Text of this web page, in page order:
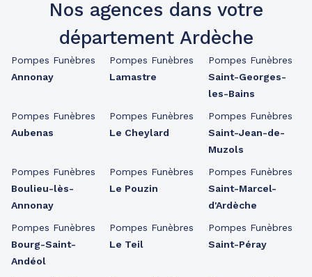
Nos agences dans votre
département Ardèche
Pompes Funèbres
Annonay
Pompes Funèbres
Aubenas
Pompes Funèbres
Boulieu-lès-
Annonay
Pompes Funèbres
Bourg-Saint-
Andéol
Pompes Funèbres
Lamastre
Pompes Funèbres
Le Cheylard
Pompes Funèbres
Le Pouzin
Pompes Funèbres
Le Teil
Pompes Funèbres
Saint-Georges-
les-Bains
Pompes Funèbres
Saint-Jean-de-
Muzols
Pompes Funèbres
Saint-Marcel-
d'Ardèche
Pompes Funèbres
Saint-Péray